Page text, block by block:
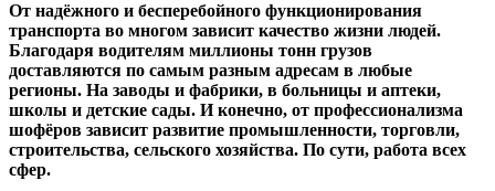
От надёжного и бесперебойного функционирования
транспорта во многом зависит качество жизни людей.
Благодаря водителям миллионы тонн грузов
доставляются по самым разным адресам в любые
регионы. На заводы и фабрики, в больницы и аптеки,
школы и детские сады. И конечно, от профессионализма
шофёров зависит развитие промышленности, торговли,
строительства, сельского хозяйства. По сути, работа всех
сфер.